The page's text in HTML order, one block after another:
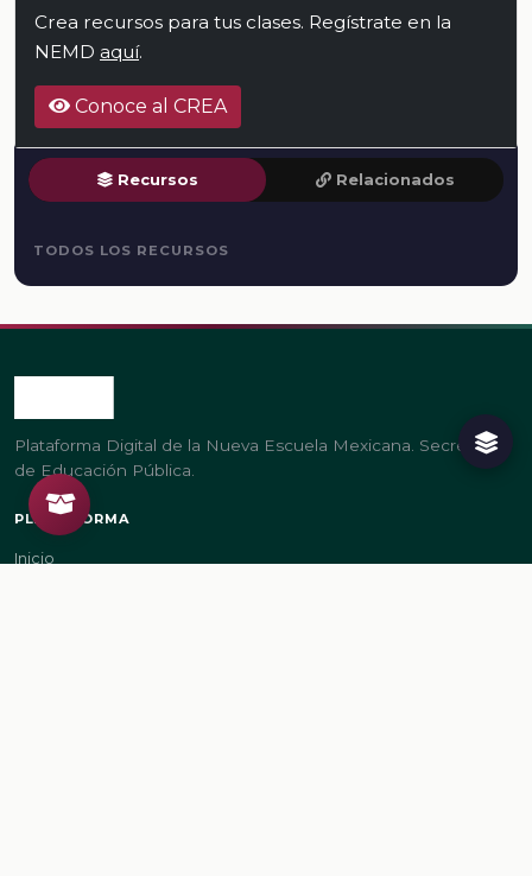
Crea recursos para tus clases. Regístrate en la
NEMD aquí.
Conoce al CREA
Recursos Relacionados
TODOS LOS RECURSOS
Plataforma Digital de la Nueva Escuela Mexicana. Secretaría
de Educación Pública.
PLATAFORMA
Inicio